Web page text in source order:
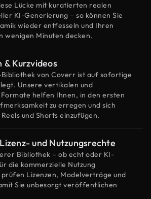
Lücke mit kuratierten realen
KI-Generierung – so können Sie
wieder entfesseln und Ihren
wenigen Minuten decken.
& Kurzvideos
von Coverr ist auf sofortige
Unsere vertikalen und
helfen Ihnen, in den ersten
zu erregen und sich
und Shorts einzufügen.
und Nutzungsrechte
Bibliothek – ob echt oder KI-
die kommerzielle Nutzung
Lizenzen, Modelverträge und
Sie unbesorgt veröffentlichen